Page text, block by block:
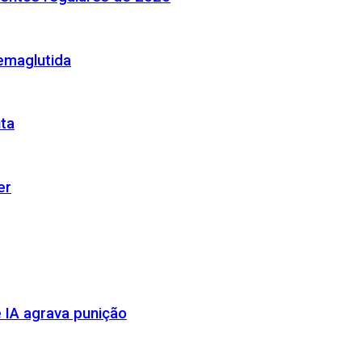
agrava punição